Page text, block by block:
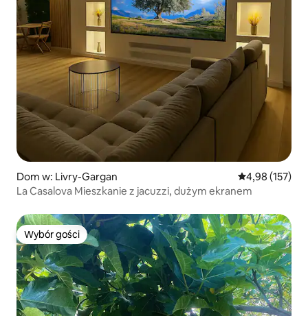
Dom w: Livry-Gargan Średnia
4,98 (157)
La Casalova Mieszkanie z jacuzzi, dużym ekranem
Wybór gości
Wybór gości